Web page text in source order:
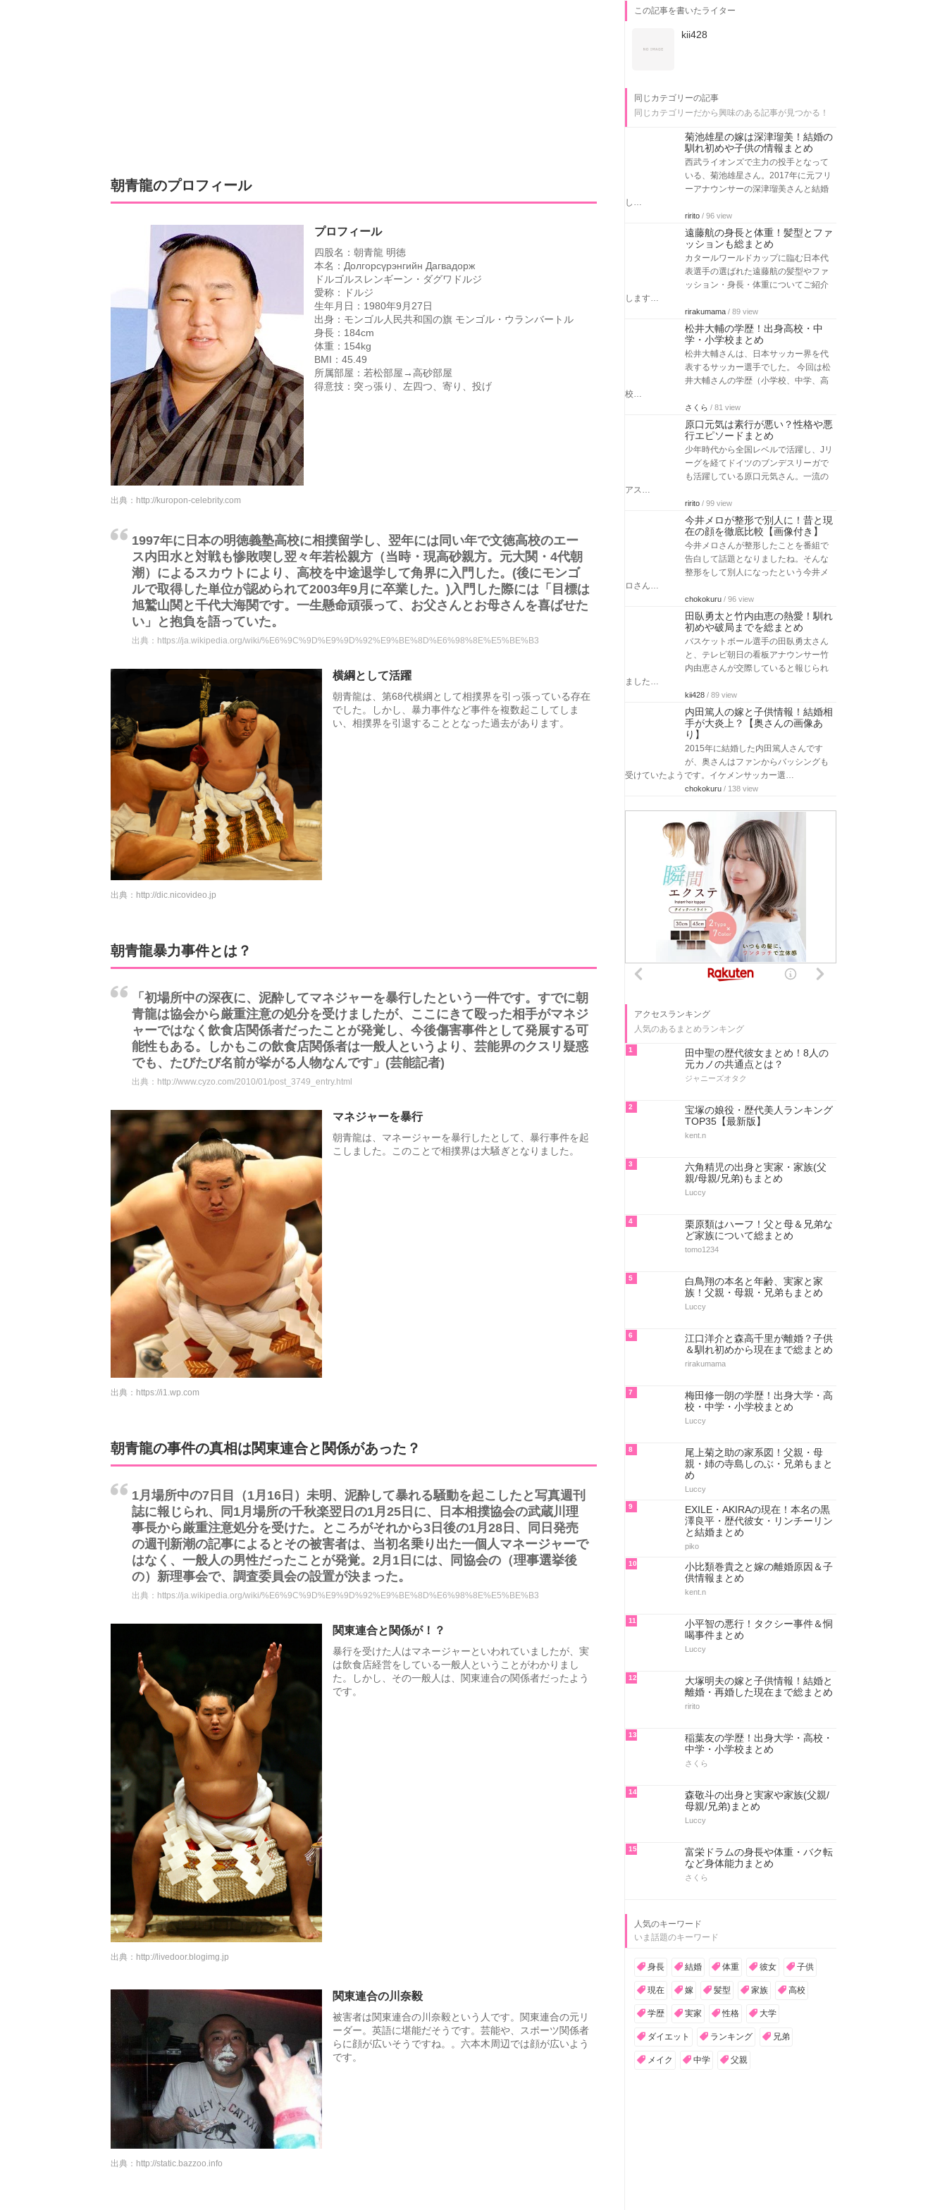
朝青龍のプロフィール
プロフィール
四股名：朝青龍 明徳
本名：Долгорсүрэнгийн Дагвадорж
ドルゴルスレンギーン・ダグワドルジ
愛称：ドルジ
生年月日：1980年9月27日
出身：モンゴル人民共和国の旗 モンゴル・ウランバートル
身長：184cm
体重：154kg
BMI：45.49
所属部屋：若松部屋→高砂部屋
得意技：突っ張り、左四つ、寄り、投げ
出典： http://kuropon-celebrity.com
1997年に日本の明徳義塾高校に相撲留学し、翌年には同い年で文徳高校のエー
ス内田水と対戦も惨敗喫し翌々年若松親方（当時・現高砂親方。元大関・4代朝
潮）によるスカウトにより、高校を中途退学して角界に入門した。(後にモンゴ
ルで取得した単位が認められて2003年9月に卒業した。)入門した際には「目標は
旭鷲山関と千代大海関です。一生懸命頑張って、お父さんとお母さんを喜ばせた
い」と抱負を語っていた。
出典： https://ja.wikipedia.org/wiki/%E6%9C%9D%E9%9D%92%E9%BE%8D%E6%98%8E%E5%BE%B3
横綱として活躍
朝青龍は、第68代横綱として相撲界を引っ張っている存在
でした。しかし、暴力事件など事件を複数起こしてしま
い、相撲界を引退することとなった過去があります。
出典： http://dic.nicovideo.jp
朝青龍暴力事件とは？
「初場所中の深夜に、泥酔してマネジャーを暴行したという一件です。すでに朝
青龍は協会から厳重注意の処分を受けましたが、ここにきて殴った相手がマネジ
ャーではなく飲食店関係者だったことが発覚し、今後傷害事件として発展する可
能性もある。しかもこの飲食店関係者は一般人というより、芸能界のクスリ疑惑
でも、たびたび名前が挙がる人物なんです」(芸能記者)
出典： http://www.cyzo.com/2010/01/post_3749_entry.html
マネジャーを暴行
朝青龍は、マネージャーを暴行したとして、暴行事件を起
こしました。このことで相撲界は大騒ぎとなりました。
出典： https://i1.wp.com
朝青龍の事件の真相は関東連合と関係があった？
1月場所中の7日目（1月16日）未明、泥酔して暴れる騒動を起こしたと写真週刊
誌に報じられ、同1月場所の千秋楽翌日の1月25日に、日本相撲協会の武蔵川理
事長から厳重注意処分を受けた。ところがそれから3日後の1月28日、同日発売
の週刊新潮の記事によるとその被害者は、当初名乗り出た一個人マネージャーで
はなく、一般人の男性だったことが発覚。2月1日には、同協会の（理事選挙後
の）新理事会で、調査委員会の設置が決まった。
出典： https://ja.wikipedia.org/wiki/%E6%9C%9D%E9%9D%92%E9%BE%8D%E6%98%8E%E5%BE%B3
関東連合と関係が！？
暴行を受けた人はマネージャーといわれていましたが、実
は飲食店経営をしている一般人ということがわかりまし
た。しかし、その一般人は、関東連合の関係者だったよう
です。
出典： http://livedoor.blogimg.jp
関東連合の川奈毅
被害者は関東連合の川奈毅という人です。関東連合の元リ
ーダー。英語に堪能だそうです。芸能や、スポーツ関係者
らに顔が広いそうですね。。六本木周辺では顔が広いよう
です。
出典： http://static.bazzoo.info
この記事を書いたライター
kii428
同じカテゴリーの記事
同じカテゴリーだから興味のある記事が見つかる！
菊池雄星の嫁は深津瑠美！結婚の
馴れ初めや子供の情報まとめ
西武ライオンズで主力の投手となって
いる、菊池雄星さん。2017年に元フリ
ーアナウンサーの深津瑠美さんと結婚
し…
ririto / 96 view
遠藤航の身長と体重！髪型とファ
ッションも総まとめ
カタールワールドカップに臨む日本代
表選手の選ばれた遠藤航の髪型やファ
ッション・身長・体重についてご紹介
します…
rirakumama / 89 view
松井大輔の学歴！出身高校・中
学・小学校まとめ
松井大輔さんは、日本サッカー界を代
表するサッカー選手でした。 今回は松
井大輔さんの学歴（小学校、中学、高
校…
さくら / 81 view
原口元気は素行が悪い？性格や悪
行エピソードまとめ
少年時代から全国レベルで活躍し、Jリ
ーグを経てドイツのブンデスリーガで
も活躍している原口元気さん。一流の
アス…
ririto / 99 view
今井メロが整形で別人に！昔と現
在の顔を徹底比較【画像付き】
今井メロさんが整形したことを番組で
告白して話題となりましたね。そんな
整形をして別人になったという今井メ
ロさん…
chokokuru / 96 view
田臥勇太と竹内由恵の熱愛！馴れ
初めや破局までを総まとめ
バスケットボール選手の田臥勇太さん
と、テレビ朝日の看板アナウンサー竹
内由恵さんが交際していると報じられ
ました…
kii428 / 89 view
内田篤人の嫁と子供情報！結婚相
手が大炎上？【奥さんの画像あ
り】
2015年に結婚した内田篤人さんです
が、奥さんはファンからバッシングも
受けていたようです。イケメンサッカー選…
chokokuru / 138 view
アクセスランキング
人気のあるまとめランキング
1
田中聖の歴代彼女まとめ！8人の
元カノの共通点とは？
ジャニーズオタク
2
宝塚の娘役・歴代美人ランキング
TOP35【最新版】
kent.n
3
六角精児の出身と実家・家族(父
親/母親/兄弟)もまとめ
Luccy
4
栗原類はハーフ！父と母＆兄弟な
ど家族について総まとめ
tomo1234
5
白鳥翔の本名と年齢、実家と家
族！父親・母親・兄弟もまとめ
Luccy
6
江口洋介と森高千里が離婚？子供
＆馴れ初めから現在まで総まとめ
rirakumama
7
梅田修一朗の学歴！出身大学・高
校・中学・小学校まとめ
Luccy
8
尾上菊之助の家系図！父親・母
親・姉の寺島しのぶ・兄弟もまと
め
Luccy
9
EXILE・AKIRAの現在！本名の黒
澤良平・歴代彼女・リンチーリン
と結婚まとめ
piko
10
小比類巻貴之と嫁の離婚原因＆子
供情報まとめ
kent.n
11
小平智の悪行！タクシー事件＆恫
喝事件まとめ
Luccy
12
大塚明夫の嫁と子供情報！結婚と
離婚・再婚した現在まで総まとめ
ririto
13
稲葉友の学歴！出身大学・高校・
中学・小学校まとめ
さくら
14
森敬斗の出身と実家や家族(父親/
母親/兄弟)まとめ
Luccy
15
富栄ドラムの身長や体重・バク転
など身体能力まとめ
さくら
人気のキーワード
いま話題のキーワード
身長 結婚 体重 彼女 子供
現在 嫁 髪型 家族 高校
学歴 実家 性格 大学
ダイエット ランキング 兄弟
メイク 中学 父親